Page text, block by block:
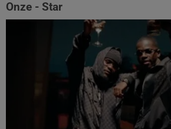
Onze - Star